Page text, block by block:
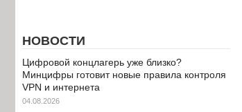
НОВОСТИ
Цифровой концлагерь уже близко?
Минцифры готовит новые правила контроля
VPN и интернета
04.08.2026